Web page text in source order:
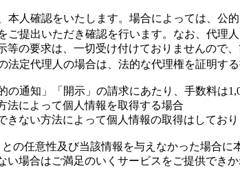
本人確認をいたします。場合によっては、公
提出いただき確認を行います。なお、代理
等の要求は、一切受け付けておりませんので
定代理人の場合は、法的な代理権を証明す
の通知」「開示」の請求にあたり、手数料は
法によって個人情報を取得する場合
きない方法によって個人情報の取得はしており
の任意性及び当該情報を与えなかった場合に
場合はご満足のいくサービスをご提供できか